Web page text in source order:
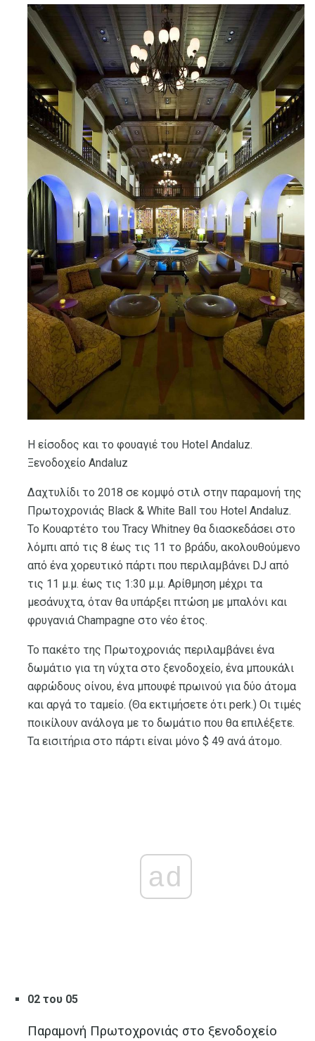
Η είσοδος και το φουαγιέ του Hotel Andaluz.
Ξενοδοχείο Andaluz
Δαχτυλίδι το 2018 σε κομψό στιλ στην παραμονή της
Πρωτοχρονιάς Black & White Ball του Hotel Andaluz.
Το Κουαρτέτο του Tracy Whitney θα διασκεδάσει στο
λόμπι από τις 8 έως τις 11 το βράδυ, ακολουθούμενο
από ένα χορευτικό πάρτι που περιλαμβάνει DJ από
τις 11 μ.μ. έως τις 1:30 μ.μ. Αρίθμηση μέχρι τα
μεσάνυχτα, όταν θα υπάρξει πτώση με μπαλόνι και
φρυγανιά Champagne στο νέο έτος.
Το πακέτο της Πρωτοχρονιάς περιλαμβάνει ένα
δωμάτιο για τη νύχτα στο ξενοδοχείο, ένα μπουκάλι
αφρώδους οίνου, ένα μπουφέ πρωινού για δύο άτομα
και αργά το ταμείο. (Θα εκτιμήσετε ότι perk.) Οι τιμές
ποικίλουν ανάλογα με το δωμάτιο που θα επιλέξετε.
Τα εισιτήρια στο πάρτι είναι μόνο $ 49 ανά άτομο.
ad
02 του 05
Παραμονή Πρωτοχρονιάς στο ξενοδοχείο